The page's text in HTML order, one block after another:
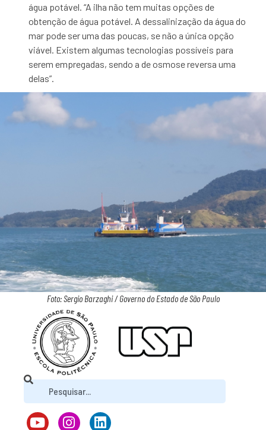
água potável. “A ilha não tem muitas opções de
obtenção de água potável. A dessalinização da água do
mar pode ser uma das poucas, se não a única opção
viável. Existem algumas tecnologias possíveis para
serem empregadas, sendo a de osmose reversa uma
delas”.
Foto: Sergio Barzaghi / Governo do Estado de São Paulo